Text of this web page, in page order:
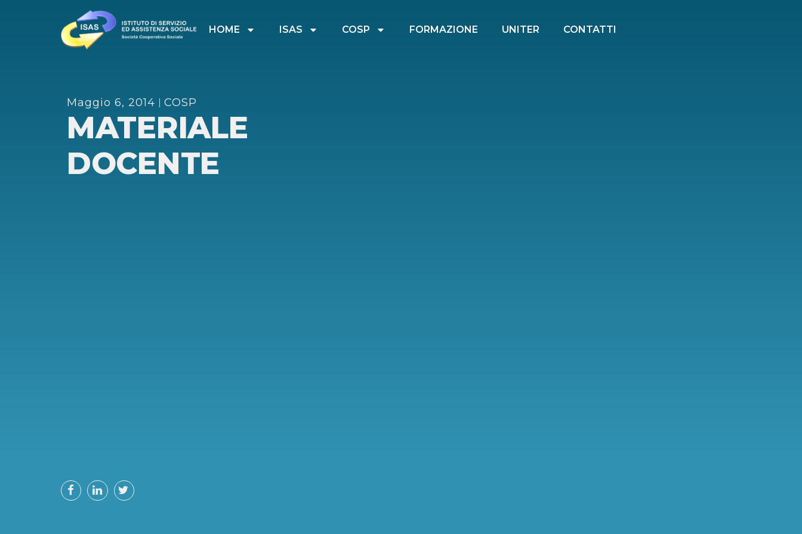
HOME ISAS COSP FORMAZIONE UNITER CONTATTI
Maggio 6, 2014 COSP
MATERIALE
DOCENTE